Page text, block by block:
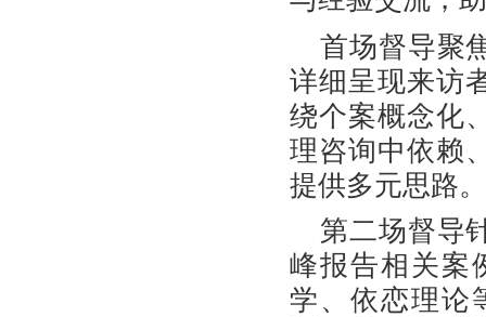
首场督导聚
详细呈现来访
绕个案概念化
理咨询中依赖
提供多元思路。
第二场督导
峰报告相关案
学、依恋理论